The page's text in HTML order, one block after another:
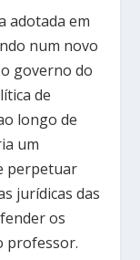
adotada em
num novo
governo do
de
longo de
um
perpetuar
jurídicas das
os
professor.